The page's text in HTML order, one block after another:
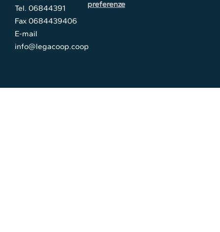
Tel. 06844391
Fax 0684439406
E-mail
info@legacoop.coop
preferenze